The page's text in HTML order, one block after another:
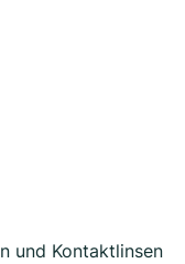
und Kontaktlinsen